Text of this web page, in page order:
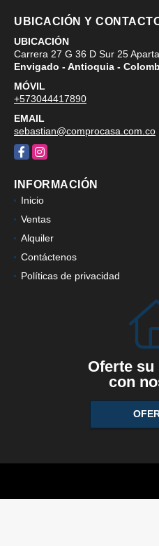
UBICACIÓN Y
UBICACIÓN
Carrera 27 G 36 D Sur 25
Envigado - Antioquia -
MÓVIL
+573044417890
EMAIL
sebastian@comprocasa.com.co
FacebookInstagram
INFORMACIÓN
Inicio
Ventas
Alquiler
Contáctenos
Políticas de privacidad
Oferte
con